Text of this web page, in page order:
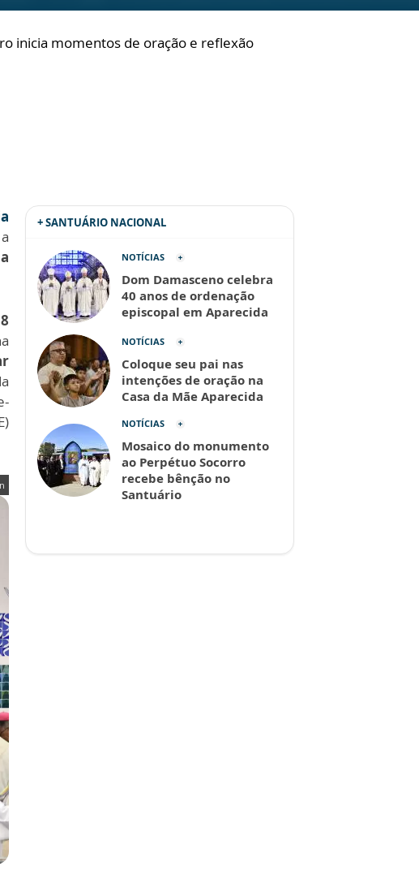
inicia momentos de oração e reflexão
+ SANTUÁRIO NACIONAL
NOTÍCIAS
Dom Damasceno celebra
40 anos de ordenação
episcopal em Aparecida
NOTÍCIAS
Coloque seu pai nas
intenções de oração na
Casa da Mãe Aparecida
NOTÍCIAS
Mosaico do monumento
ao Perpétuo Socorro
recebe bênção no
Santuário